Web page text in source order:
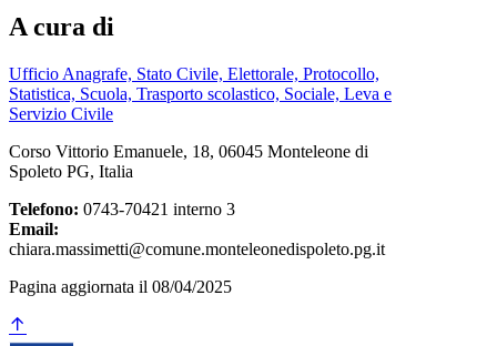
A cura di
Ufficio Anagrafe, Stato Civile, Elettorale, Protocollo,
Statistica, Scuola, Trasporto scolastico, Sociale, Leva e
Servizio Civile
Corso Vittorio Emanuele, 18, 06045 Monteleone di
Spoleto PG, Italia
Telefono: 0743-70421 interno 3
Email:
chiara.massimetti@comune.monteleonedispoleto.pg.it
Pagina aggiornata il 08/04/2025